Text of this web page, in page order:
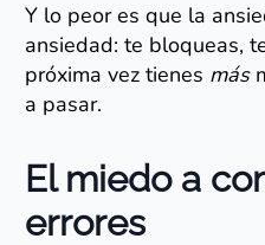
Y lo peor es que la
ansiedad: te bloqueas,
próxima vez tienes más
a pasar.
El miedo a
errores